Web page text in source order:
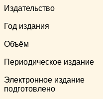
Издательство
Год издания
Объём
Периодическое издание
Электронное издание
подготовлено